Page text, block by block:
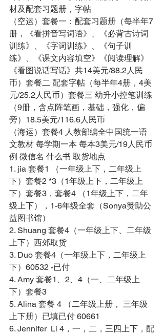
材及配套习题册，字帖
（空运）套餐一：配套习题册（每半年7
册，《看拼音写词语》、《必背古诗词
训练》、《字词训练》、《句子训
练》、《课文内容填空》《阅读理解》
《看图说话写话》共14美元/88.2人民
币）套餐二 配套字帖（每半年4册，4美
元/25.2人民币）套餐三 幼升小控笔训练
（9册，含点阵笔画，基础，强化，偏
旁）18.5美元/116.6人民币
（海运）套餐4 人教部编全中国统一语
文教材 每学期一本 每本3美元/19人民币
例 微信名 什么书 取货地点
1. jia 套餐1 （一年级上下，二年级上
下）套餐2 *3（1年级上下，二年级上
下）套餐3，套餐4 （1年级上下，二年
级上下），1-6年级全套（Sonya赞助公
益图书馆）
2. Shuang 套餐4（一年级上下、二年级
上下）西郊取货
3. Duo 套餐4（一年级上下，二年级上
下）60532 -已付
4. Amy 套餐1、2、4（一、二年级上
下）套餐3
5. Alina 套餐 4 （二年级上册， 三年级
上下册）已填已付 60661
6. Jennifer  Li 4，一，二，三四上下，配